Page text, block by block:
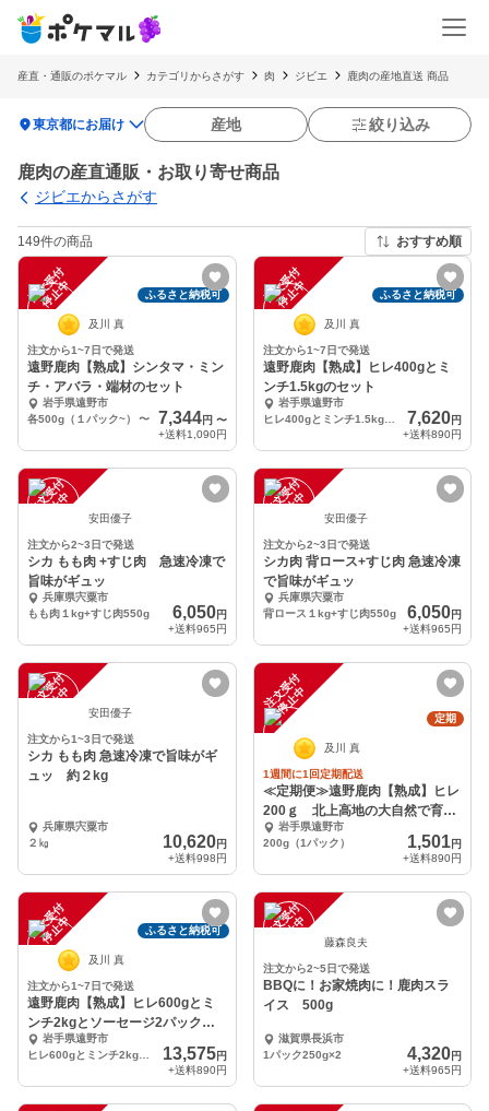
産直・通販のポケマル カテゴリからさがす 肉 ジビエ 鹿肉の産地直送 商品
location_on東京都にお届け 産地 絞り込み
鹿肉の産直通販・お取り寄せ商品
ジビエからさがす
149件の商品 おすすめ順
注
文
受
付
停
止
中 ふるさと納税可
及川 真
注文から1~7日で発送
遠野鹿肉【熟成】シンタマ・ミン
チ・アバラ・端材のセット
岩手県遠野市
各500g（１パック~）
〜 7,344円 〜
+送料1,090円
注
文
受
付
停
止
中 ふるさと納税可
及川 真
注文から1~7日で発送
遠野鹿肉【熟成】ヒレ400gとミ
ンチ1.5kgのセット
岩手県遠野市
ヒレ400gとミンチ1.5kgのセット
7,620円
+送料890円
注
文
受
付
停
止
中 安田優子
注文から2~3日で発送
シカ もも肉 +すじ肉 急速冷凍で
旨味がギュッ
兵庫県宍粟市
もも肉１kg+すじ肉550g
6,050円
+送料965円
注
文
受
付
停
止
中 安田優子
注文から2~3日で発送
シカ肉 背ロース+すじ肉 急速冷凍
で旨味がギュッ
兵庫県宍粟市
背ロース１kg+すじ肉550g
6,050円
+送料965円
注
文
受
付
停
止
中 安田優子
注文から1~3日で発送
シカ もも肉 急速冷凍で旨味がギ
ュッ 約２kg
兵庫県宍粟市
２㎏
10,620円
+送料998円
注
文
受
付
停
止
中
定期
及川 真
1週間に1回定期配送
≪定期便≫遠野鹿肉【熟成】ヒレ
200ｇ 北上高地の大自然で育っ
た極上の鹿肉
岩手県遠野市
200g（1パック）
1,501円
+送料890円
注
文
受
付
停
止
中 ふるさと納税可
及川 真
注文から1~7日で発送
遠野鹿肉【熟成】ヒレ600gとミ
ンチ2kgとソーセージ2パックの
セット
岩手県遠野市
13,575円
+送料890円
注
文
受
付
停
止
中 藤森良夫
注文から2~5日で発送
BBQに！お家焼肉に！鹿肉スラ
イス 500g
滋賀県長浜市
1パック250g×2
4,320円
+送料965円